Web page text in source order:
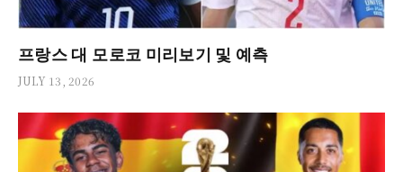
프랑스 대 모로코 미리보기 및 예측
JULY 13, 2026